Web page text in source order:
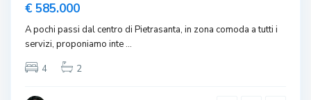
€ 585.000
A pochi passi dal centro di Pietrasanta, in zona comoda a tutti i
servizi, proponiamo inte...
4
2